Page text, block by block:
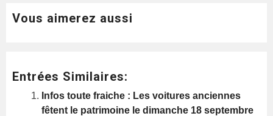
Vous aimerez aussi
Entrées Similaires:
Infos toute fraiche : Les voitures anciennes
fêtent le patrimoine le dimanche 18 septembre